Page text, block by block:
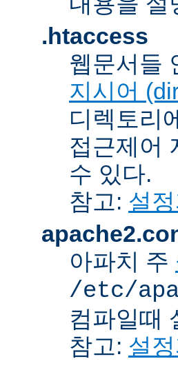
.htaccess
웹문서들
지시어
디렉토리
접근제어
수 있다.
참고: 설
아파치 주
/etc/
컴파일때
참고: 설